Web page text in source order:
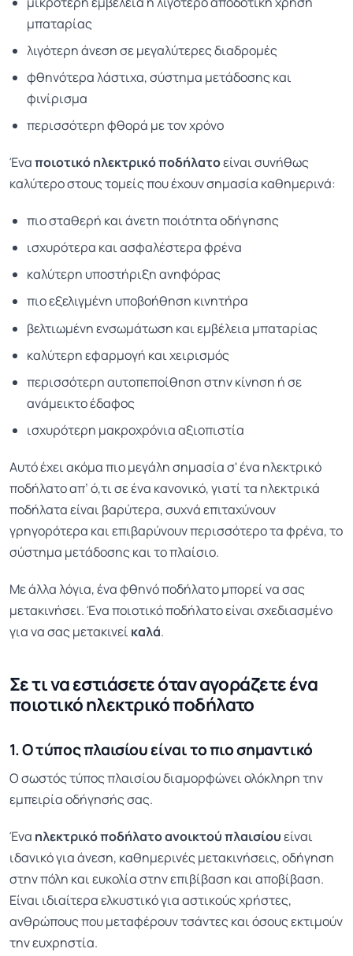
μπαταρίας
λιγότερη άνεση σε μεγαλύτερες διαδρομές
φθηνότερα λάστιχα, σύστημα μετάδοσης και
φινίρισμα
περισσότερη φθορά με τον χρόνο
Έναποιοτικό ηλεκτρικό ποδήλατοείναι συνήθως
καλύτερο στους τομείς που έχουν σημασία καθημερινά:
πιο σταθερή και άνετη ποιότητα οδήγησης
ισχυρότερα και ασφαλέστερα φρένα
καλύτερη υποστήριξη ανηφόρας
πιο εξελιγμένη υποβοήθηση κινητήρα
βελτιωμένη ενσωμάτωση και εμβέλεια μπαταρίας
καλύτερη εφαρμογή και χειρισμός
περισσότερη αυτοπεποίθηση στην κίνηση ή σε
ανάμεικτο έδαφος
ισχυρότερη μακροχρόνια αξιοπιστία
Αυτό έχει ακόμα πιο μεγάλη σημασία σ' ένα ηλεκτρικό
ποδήλατο απ’ ό,τι σε ένα κανονικό, γιατί τα ηλεκτρικά
ποδήλατα είναι βαρύτερα, συχνά επιταχύνουν
γρηγορότερα και επιβαρύνουν περισσότερο τα φρένα, το
σύστημα μετάδοσης και το πλαίσιο.
Με άλλα λόγια, ένα φθηνό ποδήλατο μπορεί να σας
μετακινήσει. Ένα ποιοτικό ποδήλατο είναι σχεδιασμένο
για να σας μετακινεί καλά.
Σε τι να εστιάσετε όταν αγοράζετε ένα
ποιοτικό ηλεκτρικό ποδήλατο
1. Ο τύπος πλαισίου είναι το πιο σημαντικό
Ο σωστός τύπος πλαισίου διαμορφώνει ολόκληρη την
εμπειρία οδήγησής σας.
Ένα ηλεκτρικό ποδήλατο ανοικτού πλαισίουείναι
ιδανικό για άνεση, καθημερινές μετακινήσεις, οδήγηση
στην πόλη και ευκολία στην επιβίβαση και αποβίβαση.
Είναι ιδιαίτερα ελκυστικό για αστικούς χρήστες,
ανθρώπους που μεταφέρουν τσάντες και όσους εκτιμούν
την ευχρηστία.